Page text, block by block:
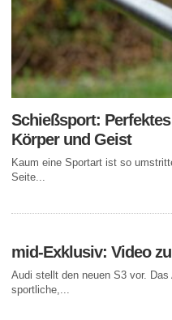
Schießsport:
Körper und Geist
Kaum eine Sportart ist so
Seite...
mid-Exklusiv: Video
Audi stellt den neuen S3 vor.
sportliche,...